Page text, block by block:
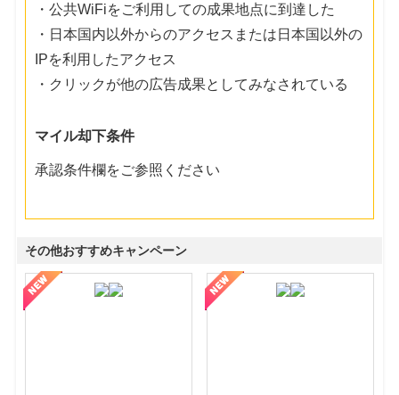
・公共WiFiをご利用しての成果地点に到達した
・日本国内以外からのアクセスまたは日本国以外の
IPを利用したアクセス
・クリックが他の広告成果としてみなされている
マイル却下条件
承認条件欄をご参照ください
その他おすすめキャンペーン